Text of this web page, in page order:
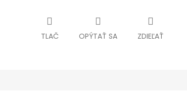
TLAČ OPÝTAŤ SA ZDIEĽAŤ